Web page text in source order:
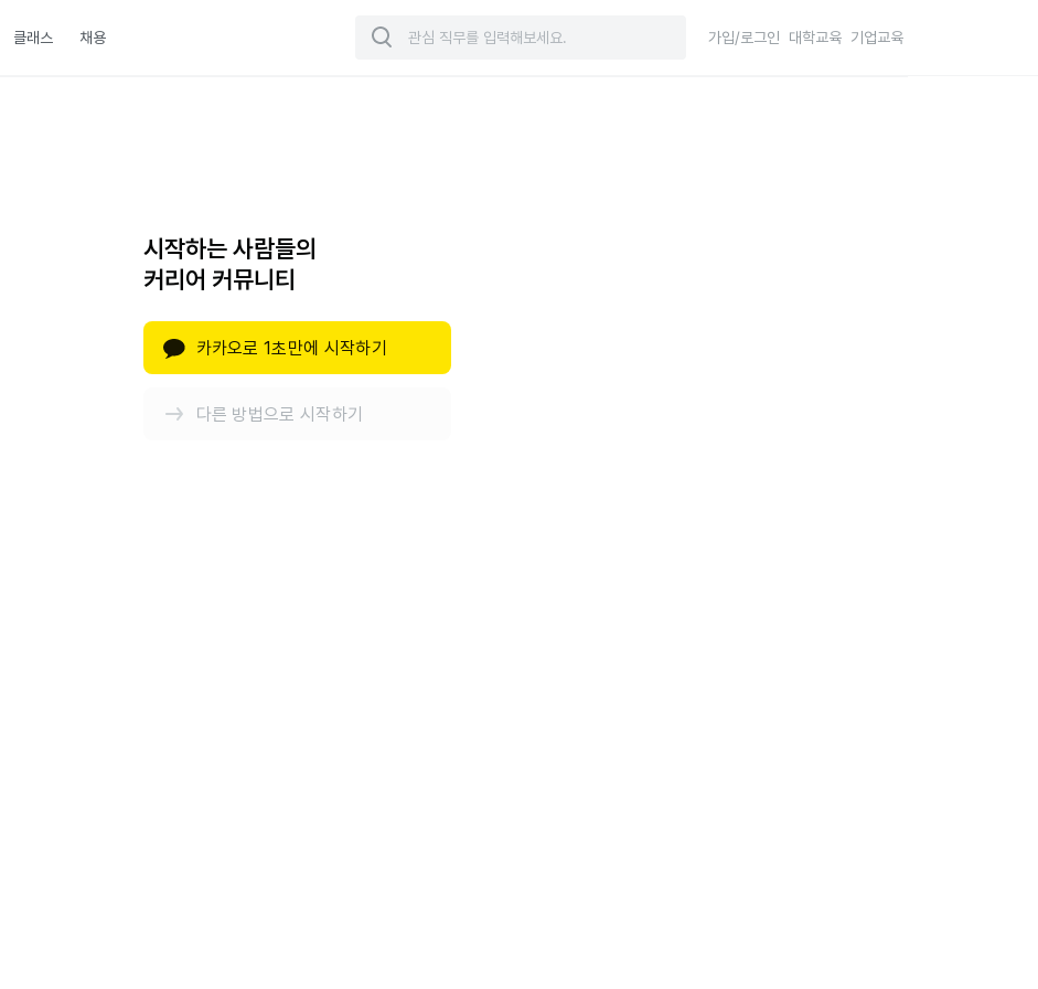
클래스 채용 가입/로그인 대학교육 기업교육
시작하는 사람들의
커리어 커뮤니티
카카오로 1초만에 시작하기
다른 방법으로 시작하기